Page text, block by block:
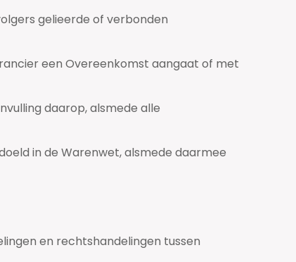
gelieerde of verbonden
een Overeenkomst aangaat of met
daarop, alsmede alle
in de Warenwet, alsmede daarmee
en rechtshandelingen tussen